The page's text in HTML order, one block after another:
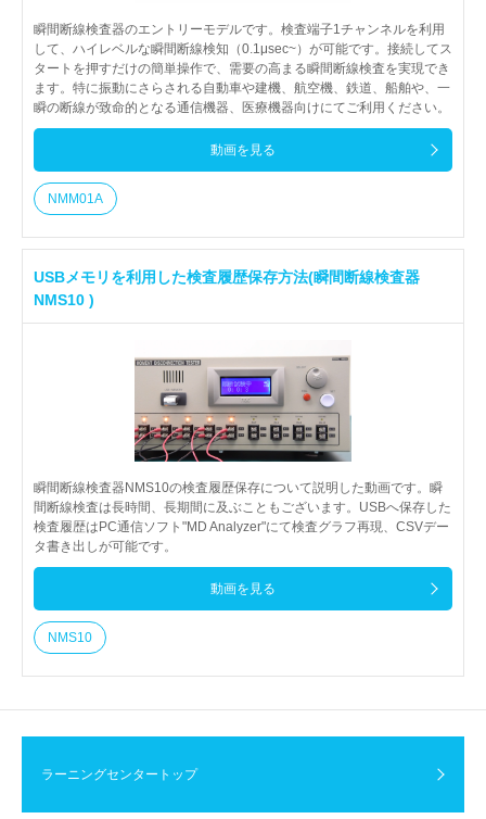
瞬間断線検査器のエントリーモデルです。検査端子1チャンネルを利用
して、ハイレベルな瞬間断線検知（0.1μsec~）が可能です。接続してス
タートを押すだけの簡単操作で、需要の高まる瞬間断線検査を実現でき
ます。特に振動にさらされる自動車や建機、航空機、鉄道、船舶や、一
瞬の断線が致命的となる通信機器、医療機器向けにてご利用ください。
動画を見る
NMM01A
USBメモリを利用した検査履歴保存方法(瞬間断線検査器
NMS10 )
瞬間断線検査器NMS10の検査履歴保存について説明した動画です。瞬
間断線検査は長時間、長期間に及ぶこともございます。USBへ保存した
検査履歴はPC通信ソフト"MD Analyzer"にて検査グラフ再現、CSVデー
タ書き出しが可能です。
動画を見る
NMS10
ラーニングセンタートップ